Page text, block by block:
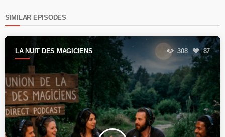
SIMILAR EPISODES
LA NUIT DES MAGICIENS 308 87